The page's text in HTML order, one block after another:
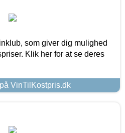
som giver dig mulighed
Klik her for at se deres
VinTilKostpris.dk